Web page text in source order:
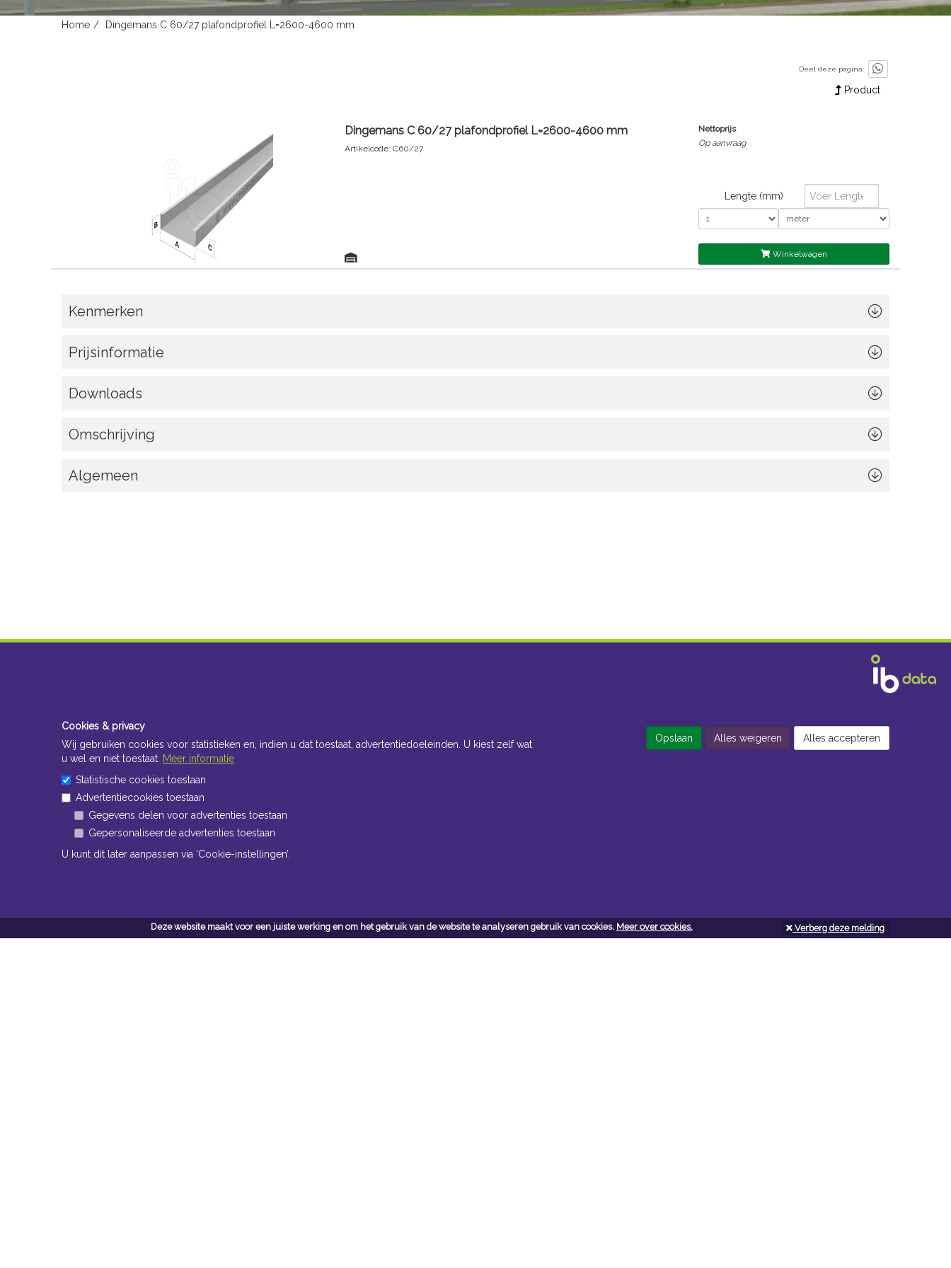
Deze website maakt voor een juiste werking en om het gebruik van de website te analyseren gebruik van cookies. Meer over cookies. Verberg deze melding
Home Dingemans C 60/27 plafondprofiel L=2600-4600 mm
Deel deze pagina:
Product
Dingemans C 60/27 plafondprofiel L=2600-4600 mm
Artikelcode: C60/27
Nettoprijs
Op aanvraag
Lengte (mm)
Winkelwagen
Kenmerken
Prijsinformatie
Downloads
Omschrijving
Algemeen
Cookies & privacy
Wij gebruiken cookies voor statistieken en, indien u dat toestaat, advertentiedoeleinden. U kiest zelf wat
u wel en niet toestaat. Meer informatie
Statistische cookies toestaan
Advertentiecookies toestaan
Gegevens delen voor advertenties toestaan
Gepersonaliseerde advertenties toestaan
U kunt dit later aanpassen via ‘Cookie-instellingen’.
Opslaan Alles weigeren Alles accepteren